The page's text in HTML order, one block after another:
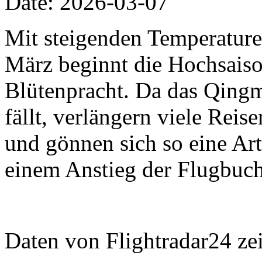
Mit steigenden
März beginnt die
Blütenpracht. Da das
fällt, verlängern viele
und gönnen sich so eine
einem Anstieg der
Daten von Flightradar24